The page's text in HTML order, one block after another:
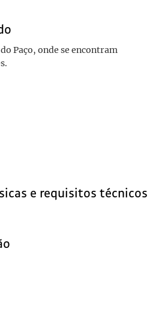
Paço, onde se encontram
e requisitos técnicos